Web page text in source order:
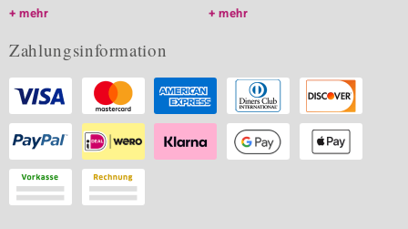
mehr
mehr
Zahlungsinformation